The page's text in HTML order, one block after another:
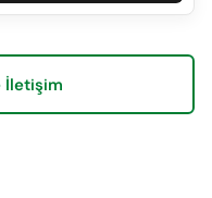
Odası : 5 adet 30
İletişim